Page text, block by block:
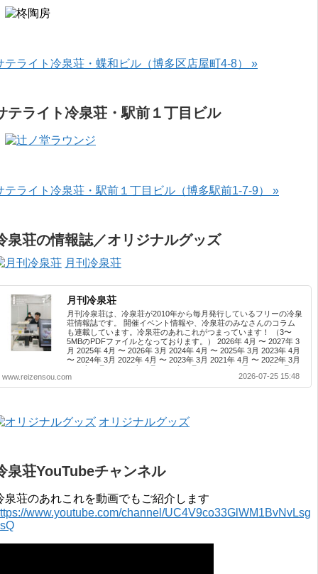
テライト冷泉荘・蝶和ビル（博多区店屋町4-8） »
テライト冷泉荘・駅前１丁目ビル
テライト冷泉荘・駅前１丁目ビル（博多駅前1-7-9） »
泉荘の情報誌／オリジナルグッズ
月刊冷泉荘
月刊冷泉荘
月刊冷泉荘は、冷泉荘が2010年から毎月発行しているフリーの冷泉
荘情報誌です。 開催イベント情報や、冷泉荘のみなさんのコラム
も連載しています。冷泉荘のあれこれがつまっています！ （3〜
5MBのPDFファイルとなっております。） 2026年 4月 〜 2027年 3
月 2025年 4月 〜 2026年 3月 2024年 4月 〜 2025年 3月 2023年 4月
〜 2024年 3月 2022年 4月 〜 2023年 3月 2021年 4月 〜 2022年 3月
2020年 4月 〜 2021年 3月 2019年 4月 〜 2020年 3月 2018年 4月 〜
2019年 3月 2017年 4月 〜 2018年 3月 2016年 4月 〜 2017年 3月
2015年 4月 〜 2016年 3月 2014年 4月 〜 2015年 3月 2013...
www.reizensou.com 2026-07-25 15:48
オリジナルグッズ
泉荘YouTubeチャンネル
泉荘のあれこれを動画でもご紹介します
www.youtube.com/channel/UC4V9co33GlWM1BvNvLsg